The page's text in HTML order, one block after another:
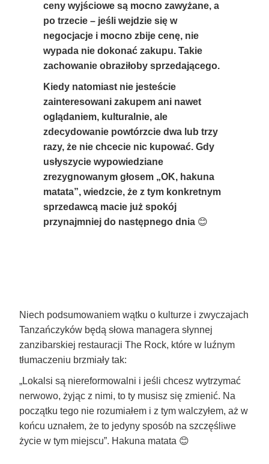
ceny wyjściowe są mocno zawyżane, a
po trzecie – jeśli wejdzie się w
negocjacje i mocno zbije cenę, nie
wypada nie dokonać zakupu. Takie
zachowanie obraziłoby sprzedającego.
Kiedy natomiast nie jesteście
zainteresowani zakupem ani nawet
oglądaniem, kulturalnie, ale
zdecydowanie powtórzcie dwa lub trzy
razy, że nie chcecie nic kupować. Gdy
usłyszycie wypowiedziane
zrezygnowanym głosem „OK, hakuna
matata”, wiedzcie, że z tym konkretnym
sprzedawcą macie już spokój
przynajmniej do następnego dnia 😊
Niech podsumowaniem wątku o kulturze i zwyczajach
Tanzańczyków będą słowa managera słynnej
zanzibarskiej restauracji The Rock, które w luźnym
tłumaczeniu brzmiały tak:
„Lokalsi są niereformowalni i jeśli chcesz wytrzymać
nerwowo, żyjąc z nimi, to ty musisz się zmienić. Na
początku tego nie rozumiałem i z tym walczyłem, aż w
końcu uznałem, że to jedyny sposób na szczęśliwe
życie w tym miejscu”. Hakuna matata 😊